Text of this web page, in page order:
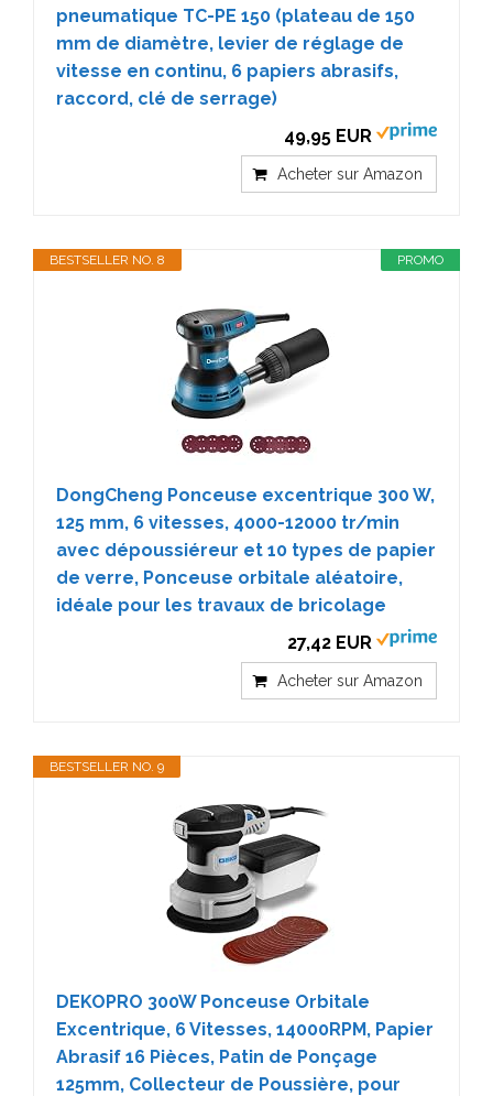
pneumatique TC-PE 150 (plateau de 150
mm de diamètre, levier de réglage de
vitesse en continu, 6 papiers abrasifs,
raccord, clé de serrage)
49,95 EUR
Acheter sur Amazon
PROMO
BESTSELLER NO. 8
DongCheng Ponceuse excentrique 300 W,
125 mm, 6 vitesses, 4000-12000 tr/min
avec dépoussiéreur et 10 types de papier
de verre, Ponceuse orbitale aléatoire,
idéale pour les travaux de bricolage
27,42 EUR
Acheter sur Amazon
BESTSELLER NO. 9
DEKOPRO 300W Ponceuse Orbitale
Excentrique, 6 Vitesses, 14000RPM, Papier
Abrasif 16 Pièces, Patin de Ponçage
125mm, Collecteur de Poussière, pour